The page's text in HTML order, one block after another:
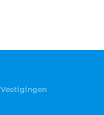
Vestigingen